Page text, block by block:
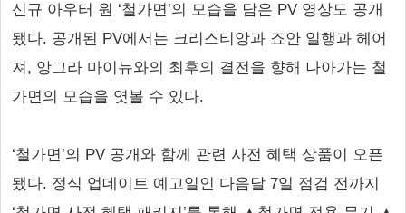
신규 아우터 원 ‘철가면’의 모습을 담은 PV 영상도 공개
됐다. 공개된 PV에서는 크리스티앙과 죠안 일행과 헤어
져, 앙그라 마이뉴와의 최후의 결전을 향해 나아가는 철
가면의 모습을 엿볼 수 있다.
‘철가면’의 PV 공개와 함께 관련 사전 혜택 상품이 오픈
됐다. 정식 업데이트 예고일인 다음달 7일 점검 전까지